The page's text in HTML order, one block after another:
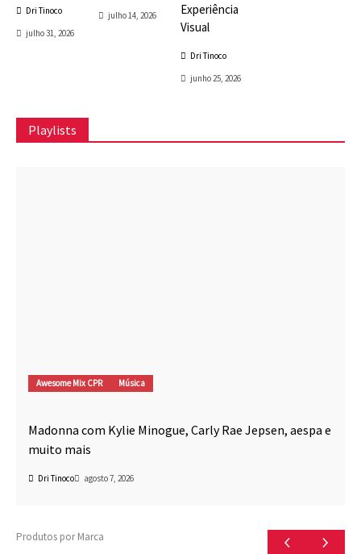
Dri Tinoco
julho 31, 2026
julho 14, 2026
Experiência
Visual
Dri Tinoco
junho 25, 2026
Playlists
Awesome Mix CPR Música
Madonna com Kylie Minogue, Carly Rae Jepsen, aespa e
muito mais
Dri Tinoco agosto 7, 2026
Produtos por Marca